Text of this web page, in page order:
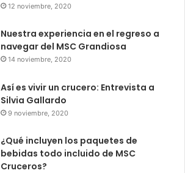
12 noviembre, 2020
Nuestra experiencia en el regreso a
navegar del MSC Grandiosa
14 noviembre, 2020
Así es vivir un crucero: Entrevista a
Silvia Gallardo
9 noviembre, 2020
¿Qué incluyen los paquetes de
bebidas todo incluido de MSC
Cruceros?